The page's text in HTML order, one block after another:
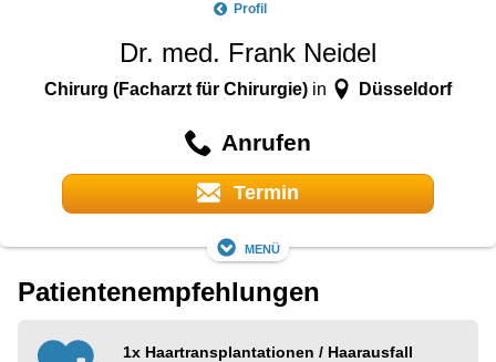
Profil
Dr. med. Frank Neidel
Chirurg (Facharzt für Chirurgie)in Düsseldorf
Anrufen
Termin
Menü
Patientenempfehlungen
1x Haartransplantationen / Haarausfall